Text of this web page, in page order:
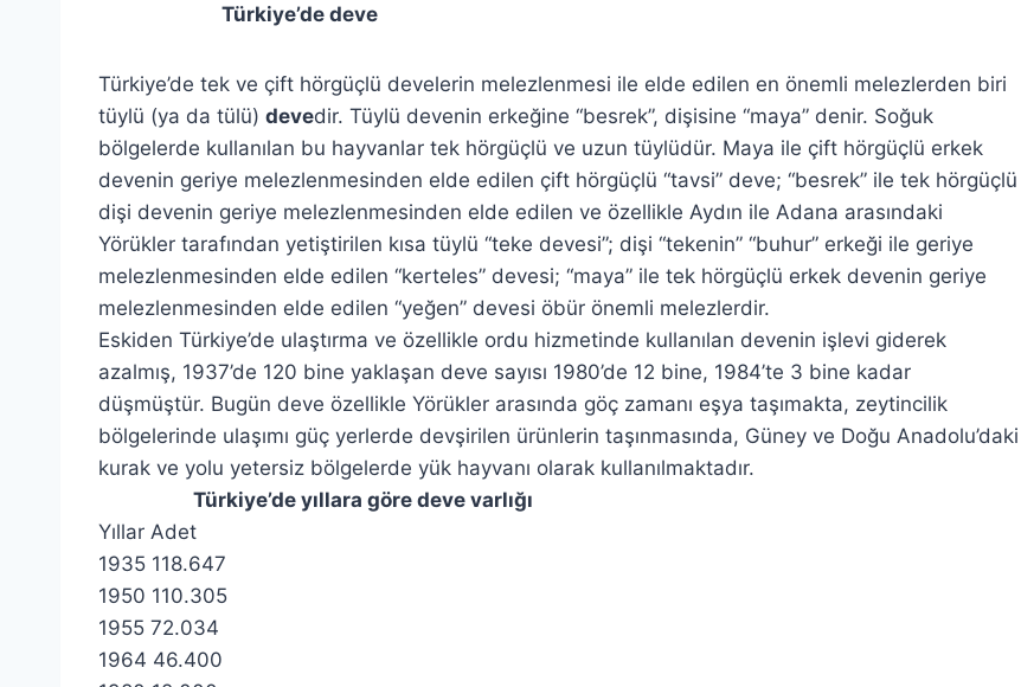
Türkiye’de deve
Türkiye’de tek ve çift hörgüçlü develerin melezlenmesi ile elde edilen en önemli melezlerden biri
tüylü (ya da tülü) devedir. Tüylü devenin erkeğine “besrek”, dişisine “maya” denir. Soğuk
bölgelerde kullanılan bu hayvanlar tek hörgüçlü ve uzun tüylüdür. Maya ile çift hörgüçlü erkek
devenin geriye melezlenmesinden elde edilen çift hörgüçlü “tavsi” deve; “besrek” ile tek hörgüçlü
dişi devenin geriye melezlenmesinden elde edilen ve özellikle Aydın ile Adana arasındaki
Yörükler tarafından yetiştirilen kısa tüylü “teke devesi”; dişi “tekenin” “buhur” erkeği ile geriye
melezlenmesinden elde edilen “kerteles” devesi; “maya” ile tek hörgüçlü erkek devenin geriye
melezlenmesinden elde edilen “yeğen” devesi öbür önemli melezlerdir.
Eskiden Türkiye’de ulaştırma ve özellikle ordu hizmetinde kullanılan devenin işlevi giderek
azalmış, 1937’de 120 bine yaklaşan deve sayısı 1980’de 12 bine, 1984’te 3 bine kadar
düşmüştür. Bugün deve özellikle Yörükler arasında göç zamanı eşya taşımakta, zeytincilik
bölgelerinde ulaşımı güç yerlerde devşirilen ürünlerin taşınmasında, Güney ve Doğu Anadolu’daki
kurak ve yolu yetersiz bölgelerde yük hayvanı olarak kullanılmaktadır.
Türkiye’de yıllara göre deve varlığı
Yıllar Adet
1935 118.647
1950 110.305
1955 72.034
1964 46.400